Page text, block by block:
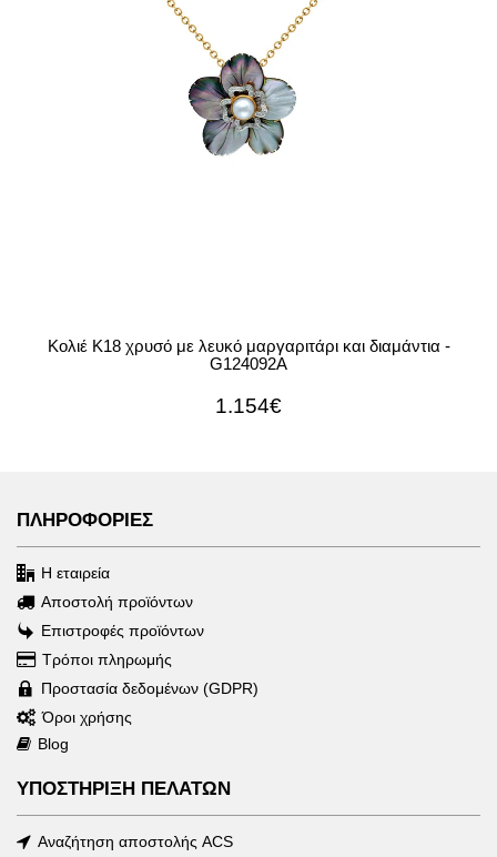
Κολιέ Κ18 χρυσό με λευκό μαργαριτάρι και διαμάντια -
G124092A
1.154€
ΠΛΗΡΟΦΟΡΙΕΣ
Η εταιρεία
Αποστολή προϊόντων
Επιστροφές προϊόντων
Τρόποι πληρωμής
Προστασία δεδομένων (GDPR)
Όροι χρήσης
Blog
ΥΠΟΣΤΗΡΙΞΗ ΠΕΛΑΤΩΝ
Αναζήτηση αποστολής ACS